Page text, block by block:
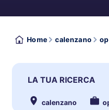
Home calenzano
LA TUA RICERCA
calenzano